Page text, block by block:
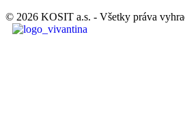
© 2026 KOSIT a.s. - Všetky práva